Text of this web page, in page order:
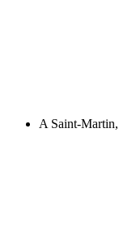
A Saint-Martin,